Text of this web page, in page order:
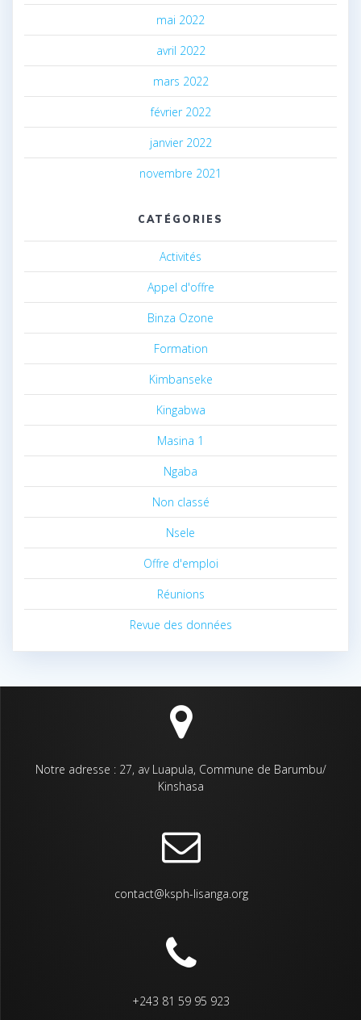
mai 2022
avril 2022
mars 2022
février 2022
janvier 2022
novembre 2021
CATÉGORIES
Activités
Appel d'offre
Binza Ozone
Formation
Kimbanseke
Kingabwa
Masina 1
Ngaba
Non classé
Nsele
Offre d'emploi
Réunions
Revue des données
Notre adresse : 27, av Luapula, Commune de Barumbu/
Kinshasa
contact@ksph-lisanga.org
+243 81 59 95 923